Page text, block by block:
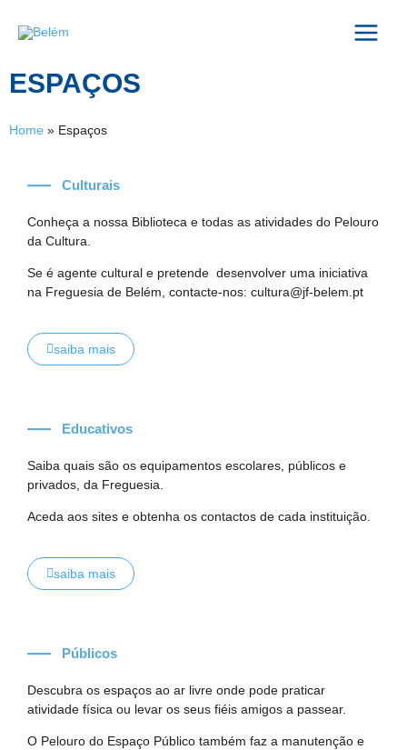
ESPAÇOS
Home » Espaços
Culturais
Conheça a nossa Biblioteca e todas as atividades do Pelouro
da Cultura.
Se é agente cultural e pretende desenvolver uma iniciativa
na Freguesia de Belém, contacte-nos: cultura@jf-belem.pt
saiba mais
Educativos
Saiba quais são os equipamentos escolares, públicos e
privados, da Freguesia.
Aceda aos sites e obtenha os contactos de cada instituição.
saiba mais
Públicos
Descubra os espaços ao ar livre onde pode praticar
atividade física ou levar os seus fiéis amigos a passear.
O Pelouro do Espaço Público também faz a manutenção e